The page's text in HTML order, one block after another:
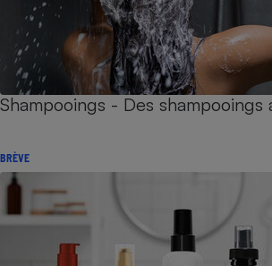
Shampooings - Des shampooings
BRÈVE